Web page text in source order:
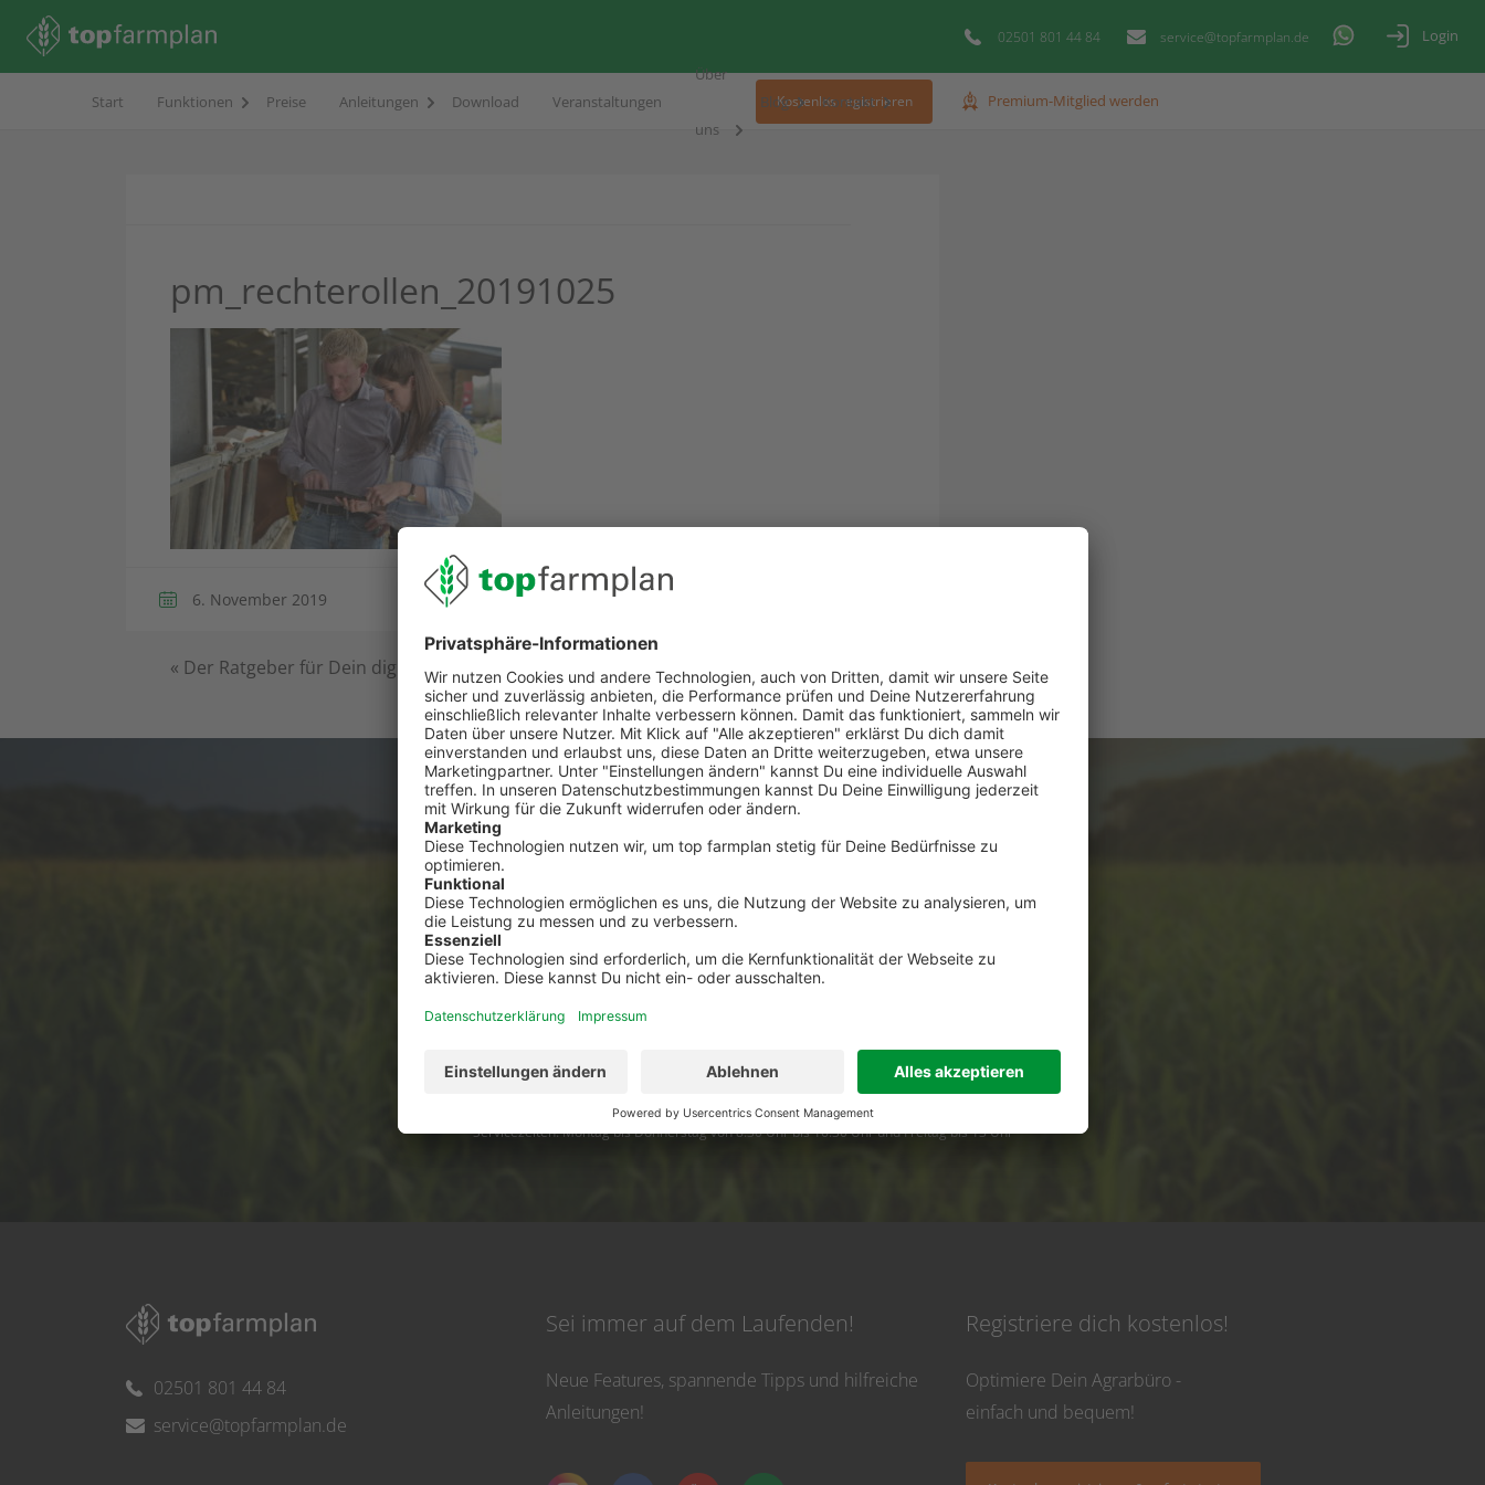
02501 801 44 84 service@topfarmplan.de Login
Start Funktionen Preise Anleitungen Download Veranstaltungen
Über
uns
Blog Kontakt
Kostenlos registrieren Premium-Mitglied werden
pm_rechterollen_20191025
6. November 2019
« Der Ratgeber für Dein digitales Agrarbüro
Kontakt zum Kundenservice
Du hast Fragen zu top farmplan oder benötigst Unterstützung?
Dann ruf uns an. Wir helfen Dir gerne weiter!
02501 801 44 84 service@topfarmplan.de
Servicezeiten: Montag bis Donnerstag von 8:30 Uhr bis 16:30 Uhr und Freitag bis 13 Uhr
02501 801 44 84
service@topfarmplan.de
Sei immer auf dem Laufenden!
Neue Features, spannende Tipps und hilfreiche
Anleitungen!
Registriere dich kostenlos!
Optimiere Dein Agrarbüro -
einfach und bequem!